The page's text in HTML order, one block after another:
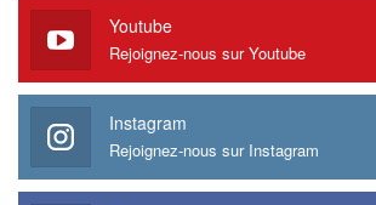
Youtube
Rejoignez-nous sur Youtube
Instagram
Rejoignez-nous sur Instagram